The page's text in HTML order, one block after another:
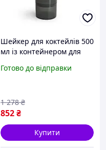
Шейкер для коктейлів 500
мл із контейнером для
чорний для фітнесу
Готово до відправки
852₴
1 278 ₴
Купити